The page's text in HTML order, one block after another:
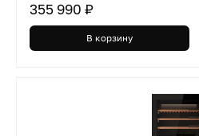
355 990 ₽
В корзину